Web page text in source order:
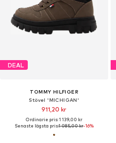
DEAL
TOMMY HILFIGER
Stövel 'MICHIGAN'
911,20 kr
Ordinarie pris: 1 139,00 kr
Senaste lägsta pris:1 085,00 kr-16%